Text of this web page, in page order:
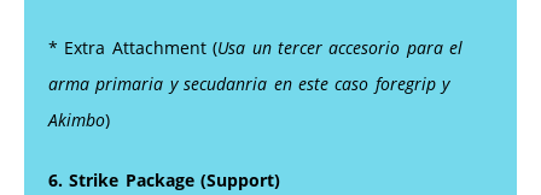
* Extra Attachment (Usa un tercer accesorio para el
arma primaria y secudanria en este caso foregrip y
Akimbo)
6. Strike Package (Support)